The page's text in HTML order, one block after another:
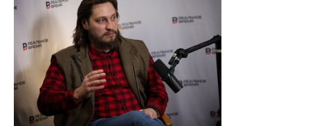
КОРОЛИ ГОСЗАКАЗА ПФО
ВУЗЫ ТАТАРСТАНА
КОМУ ПРИНАДЛЕЖАТ
ТОРГОВЫЕ ЦЕНТРЫ
ТАТАРСТАНА
ФИНАНСЫ
БАНКИ
БЮДЖЕТ
ИНВЕСТИЦИИ
НОВОСТИ
ПРОМЫШЛЕННОСТИ
АГРОПРОМ
МАШИНОСТРОЕНИЕ
НЕФТЕХИМИЯ
НЕДВИЖИМОСТЬ
НОВОСТИ НЕДВИЖИМОСТИ
АВТО
НОВОСТИ АВТО
БИЗНЕС
НОВОСТИ БИЗНЕСА
ТЕХНОЛОГИИ